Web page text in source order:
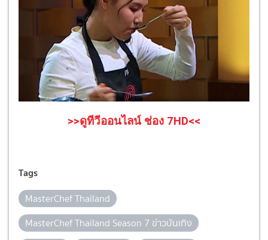
>>ดูทีวีออนไลน์ ช่อง 7HD<<
Tags
MasterChef Thailand
MasterChef Thailand Season 7 ข่าวบันเทิง